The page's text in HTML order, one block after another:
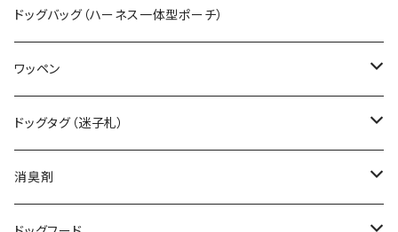
ドッグバッグ（ハーネス一体型ポーチ）
ワッペン
デザインワッペン（既製品）
オーダーワッペン（特注品）
ドッグタグ（迷子札）
ボールチェーンタイプ
消臭剤